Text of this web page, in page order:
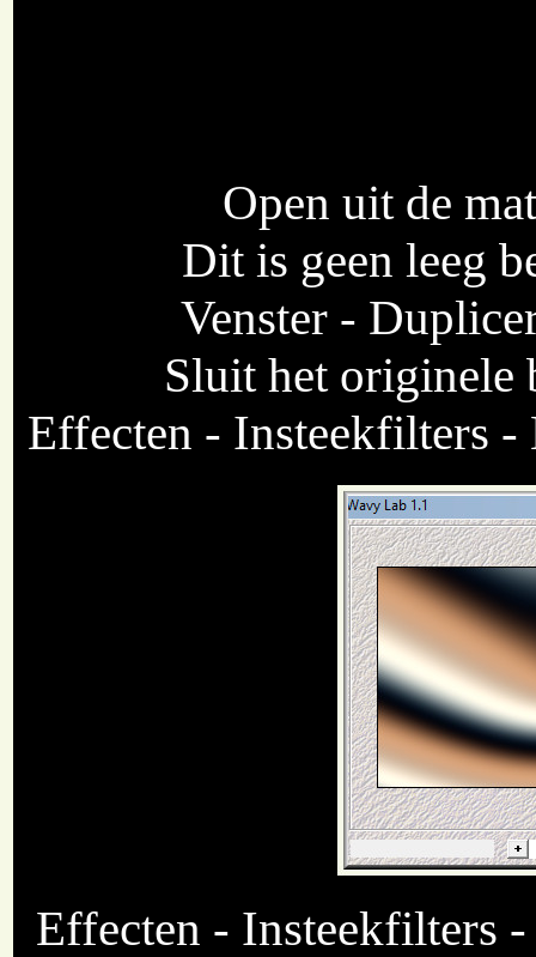
Open uit de
Dit is geen leeg
Venster -
Sluit het originele
Effecten - Insteekfilters
Effecten - Insteekfilters